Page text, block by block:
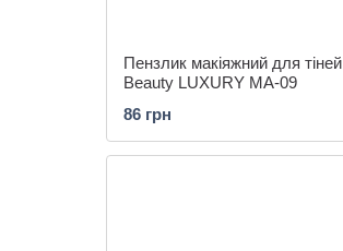
Пензлик макіяжний для тіней
Beauty LUXURY MA-09
86 грн